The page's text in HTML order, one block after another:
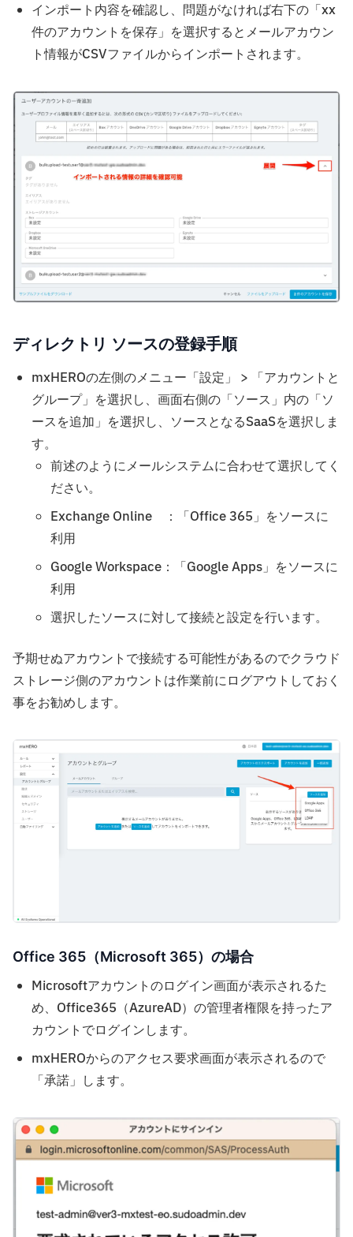
インポート内容を確認し、問題がなければ右下の「xx
件のアカウントを保存」を選択するとメールアカウン
ト情報がCSVファイルからインポートされます。
ディレクトリ ソースの登録手順
mxHEROの左側のメニュー「設定」 > 「アカウントと
グループ」を選択し、画面右側の「ソース」内の「ソ
ースを追加」を選択し、ソースとなるSaaSを選択しま
す。
前述のようにメールシステムに合わせて選択してく
ださい。
Exchange Online ：「Office 365」をソースに
利用
Google Workspace：「Google Apps」をソースに
利用
選択したソースに対して接続と設定を行います。
予期せぬアカウントで接続する可能性があるのでクラウド
ストレージ側のアカウントは作業前にログアウトしておく
事をお勧めします。
Office 365（Microsoft 365）の場合
Microsoftアカウントのログイン画面が表示されるた
め、Office365（AzureAD）の管理者権限を持ったア
カウントでログインします。
mxHEROからのアクセス要求画面が表示されるので
「承諾」します。